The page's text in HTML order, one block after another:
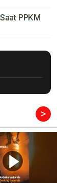
PPKM
>